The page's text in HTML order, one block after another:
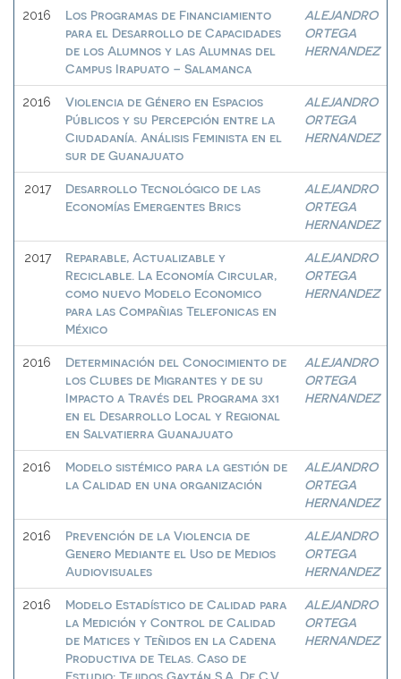
2016
Los Programas de Financiamiento
para el Desarrollo de Capacidades
de los Alumnos y las Alumnas del
Campus Irapuato – Salamanca
ALEJANDRO
ORTEGA
HERNANDEZ
2016
Violencia de Género en Espacios
Públicos y su Percepción entre la
Ciudadanía. Análisis Feminista en el
sur de Guanajuato
ALEJANDRO
ORTEGA
HERNANDEZ
2017
Desarrollo Tecnológico de las
Economías Emergentes Brics
ALEJANDRO
ORTEGA
HERNANDEZ
2017
Reparable, Actualizable y
Reciclable. La Economía Circular,
como nuevo Modelo Economico
para las Compañias Telefonicas en
México
ALEJANDRO
ORTEGA
HERNANDEZ
2016
Determinación del Conocimiento de
los Clubes de Migrantes y de su
Impacto a Través del Programa 3x1
en el Desarrollo Local y Regional
en Salvatierra Guanajuato
ALEJANDRO
ORTEGA
HERNANDEZ
2016
Modelo sistémico para la gestión de
la Calidad en una organización
ALEJANDRO
ORTEGA
HERNANDEZ
2016
Prevención de la Violencia de
Genero Mediante el Uso de Medios
Audiovisuales
ALEJANDRO
ORTEGA
HERNANDEZ
2016
Modelo Estadístico de Calidad para
la Medición y Control de Calidad
de Matices y Teñidos en la Cadena
Productiva de Telas. Caso de
Estudio: Tejidos Gaytán S.A. De C.V.
ALEJANDRO
ORTEGA
HERNANDEZ